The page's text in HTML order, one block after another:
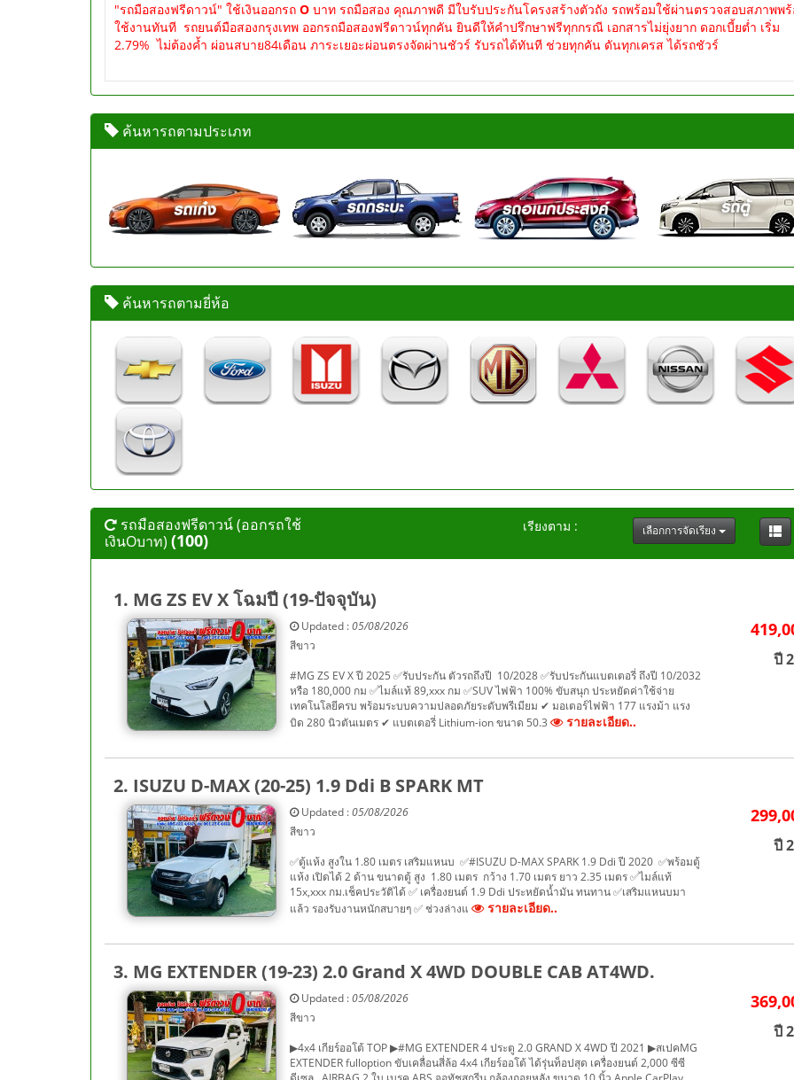
"รถมือสองฟรีดาวน์" ใช้เงินออกรถ O บาท รถมือสอง คุณภาพดี มีใบรับประกันโครงสร้างตัวถัง รถพร้อมใช้ผ่านตรวจสอบสภาพพ
ใช้งานทันที รถยนต์มือสองกรุงเทพ ออกรถมือสองฟรีดาวน์ทุกคัน ยินดีให้คำปรึกษาฟรีทุกกรณี เอกสารไม่ยุ่งยาก ดอกเบี้ยต่ำ เริ่ม
2.79% ไม่ต้องค้ำ ผ่อนสบาย84เดือน ภาระเยอะผ่อนตรงจัดผ่านชัวร์ รับรถได้ทันที ช่วยทุกคัน ดันทุกเครส ได้รถชัวร์
ค้นหารถตามประเภท
ค้นหารถตามยี่ห้อ
รถมือสองฟรีดาวน์ (ออกรถใช้
เงินOบาท) (100)
เรียงตาม : เลือกการจัดเรียง
1. MG ZS EV X โฉมปี (19-ปัจจุบัน)
Updated :05/08/2026
สีขาว
#MG ZS EV X ปี 2025 ✅รับประกัน ตัวรถถึงปี 10/2028 ✅รับประกันแบตเตอรี่ ถึงปี 10/2032
หรือ 180,000 กม ✅ไมล์แท้ 89,xxx กม ✅SUV ไฟฟ้า 100% ขับสนุก ประหยัดค่าใช้จ่าย
เทคโนโลยีครบ พร้อมระบบความปลอดภัยระดับพรีเมียม ✔ มอเตอร์ไฟฟ้า 177 แรงม้า แรง
บิด 280 นิวตันเมตร ✔ แบตเตอรี่ Lithium-ion ขนาด 50.3
รายละเอียด..
ปี
2. ISUZU D-MAX (20-25) 1.9 Ddi B SPARK MT
Updated :05/08/2026
สีขาว
✅ตู้แห้ง สูงใน 1.80 เมตร เสริมแหนบ ✅#ISUZU D-MAX SPARK 1.9 Ddi ปี 2020 ✅พร้อมตู้
แห้ง เปิดได้ 2 ด้าน ขนาดตู้ สูง 1.80 เมตร กว้าง 1.70 เมตร ยาว 2.35 เมตร ✅ไมล์แท้
15x,xxx กม.เช็คประวัติได้ ✅ เครื่องยนต์ 1.9 Ddi ประหยัดน้ำมัน ทนทาน ✅เสริมแหนบมา
แล้ว รองรับงานหนักสบายๆ ✅ ช่วงล่างแ
รายละเอียด..
ปี
3. MG EXTENDER (19-23) 2.0 Grand X 4WD DOUBLE CAB AT4WD.
Updated :05/08/2026
สีขาว
▶4x4 เกียร์ออโต้ TOP ▶#MG EXTENDER 4 ประตู 2.0 GRAND X 4WD ปี 2021 ▶สเปคMG
EXTENDER fulloption ขับเคลื่อนสี่ล้อ 4x4 เกียร์ออโต้ ได้รุ่นท็อปสุด เครื่องยนต์ 2,000 ซีซี
ปี